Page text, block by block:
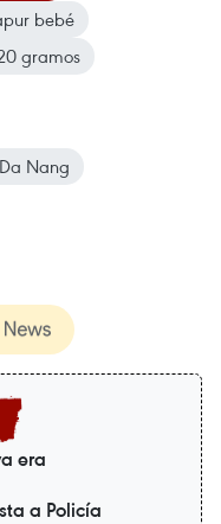
bebé
gramos
Nang
era
a Policía